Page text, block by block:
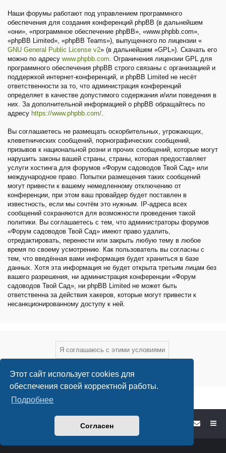
Этот сайт использует cookies для
обеспечения своей корректной работы.
Подробнее
Согласен
Наши форумы работают под управлением программного
обеспечения для создания конференций phpBB (в дальнейшем
«они», «программное обеспечение phpBB», «www.phpbb.com»,
«phpBB Limited», «phpBB Teams»), выпущенного по лицензии «
GNU General Public License v2» (в дальнейшем «GPL»). Скачать его
можно по адресу www.phpbb.com. Ограничения лицензии GPL для
программного обеспечения phpBB строго связаны с организацией и
поддержкой интернет-конференций, и phpBB Limited не несёт
ответственности за то, что администрация конференций
определяет в качестве допустимого содержания и/или поведения в
них. За дополнительной информацией о phpBB обращайтесь по
адресу https://www.phpbb.com/.
Вы соглашаетесь не размещать оскорбительных, угрожающих,
клеветнических сообщений, порнографических сообщений,
призывов к национальной розни и прочих сообщений, которые могут
нарушить законы вашей страны, страны, которая предоставляет
услуги хостинга для форумов «Форум садоводов Твой Сад» или
международное право. Попытки размещения таких сообщений
могут привести к вашему немедленному отключению от
конференции, при этом ваш провайдер будет поставлен в
известность, если мы сочтём это нужным. IP-адреса всех
сообщений сохраняются для возможности проведения такой
политики. Вы соглашаетесь с тем, что администраторы форумов
«Форум садоводов Твой Сад» имеют право удалить,
отредактировать, перенести или закрыть любую тему в любое
время по своему усмотрению. Как пользователь вы согласны с
тем, что введённая вами информация будет храниться в базе
данных. Хотя эта информация не будет открыта третьим лицам без
вашего разрешения, ни администрация конференции «Форум
садоводов Твой Сад», ни phpBB Limited не может быть
ответственна за действия хакеров, которые могут привести к
несанкционированному доступу к ней.
Форум садоводов - список форумов